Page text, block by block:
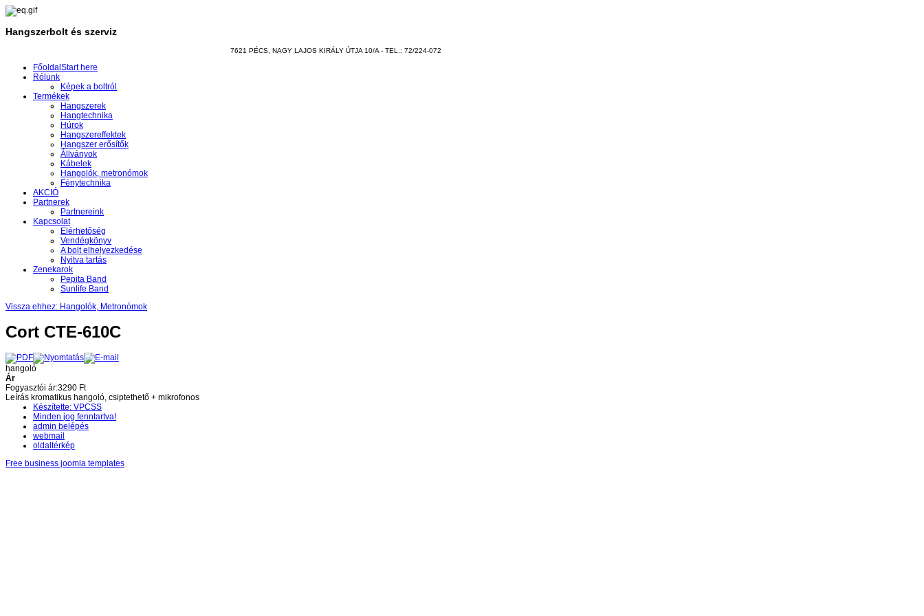
Hangszerbolt és szerviz
7621 PÉCS, NAGY LAJOS KIRÁLY ÚTJA 10/A - TEL.: 72/224-072
Főoldal Start here
Rólunk
Képek a boltról
Termékek
Hangszerek
Hangtechnika
Húrok
Hangszereffektek
Hangszer erősítők
Állványok
Kábelek
Hangolók, metronómok
Fénytechnika
AKCIÓ
Partnerek
Partnereink
Kapcsolat
Elérhetőség
Vendégkönyv
A bolt elhelyezkedése
Nyitva tartás
Zenekarok
Pepita Band
Sunlife Band
Vissza ehhez: Hangolók, Metronómok
Cort CTE-610C
hangoló
Ár
Fogyasztói ár:3290 Ft
Leírás kromatikus hangoló, csiptethető + mikrofonos
Készítette: VPCSS
Minden jog fenntartva!
admin belépés
webmail
oldaltérkép
Free business joomla templates